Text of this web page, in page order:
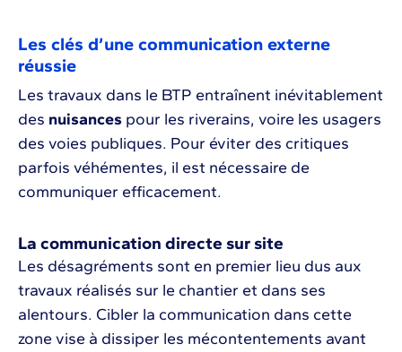
Les clés d’une communication externe
réussie
Les travaux dans le BTP entraînent inévitablement
des nuisances pour les riverains, voire les usagers
des voies publiques. Pour éviter des critiques
parfois véhémentes, il est nécessaire de
communiquer efficacement.
La communication directe sur site
Les désagréments sont en premier lieu dus aux
travaux réalisés sur le chantier et dans ses
alentours. Cibler la communication dans cette
zone vise à dissiper les mécontentements avant